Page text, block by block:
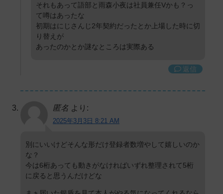
それもあって語部と雨森小夜は社員兼任Vかも？っ
て噂はあったな
初期はにじさんじ2年契約だったとか上場した時に切
り替えが
あったのかとか謎なところは実際ある
返信
匿名 より:
2025年3月3日 8:21 AM
別にいいけどそんな形だけ登録者数増やして嬉しいのか
な？
今は6桁あっても動きがなければいずれ整理されて5桁
に戻ると思うんだけどな